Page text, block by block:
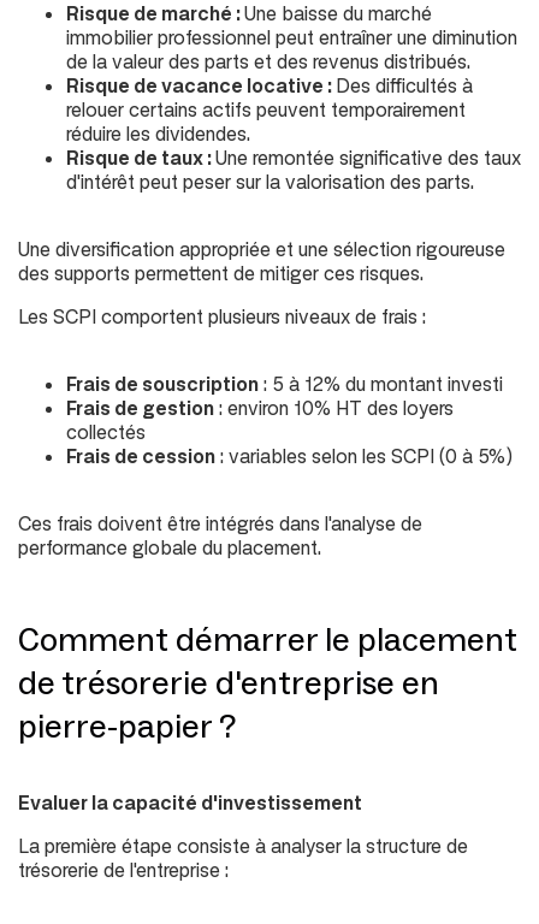
Risque de marché :Une baisse du marché
immobilier professionnel peut entraîner une diminution
de la valeur des parts et des revenus distribués.
Risque de vacance locative : Des difficultés à
relouer certains actifs peuvent temporairement
réduire les dividendes.
Risque de taux :Une remontée significative des taux
d'intérêt peut peser sur la valorisation des parts.
Une diversification appropriée et une sélection rigoureuse
des supports permettent de mitiger ces risques.
Les SCPI comportent plusieurs niveaux de frais :
Frais de souscription : 5 à 12% du montant investi
Frais de gestion : environ 10% HT des loyers
collectés
Frais de cession : variables selon les SCPI (0 à 5%)
Ces frais doivent être intégrés dans l'analyse de
performance globale du placement.
Comment démarrer le placement
de trésorerie d'entreprise en
pierre-papier ?
Evaluer la capacité d'investissement
La première étape consiste à analyser la structure de
trésorerie de l'entreprise :